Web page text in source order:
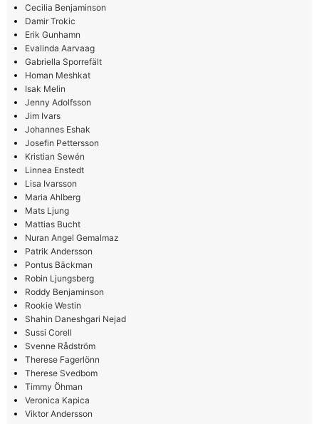
Cecilia Benjaminson
Damir Trokic
Erik Gunhamn
Evalinda Aarvaag
Gabriella Sporrefält
Homan Meshkat
Isak Melin
Jenny Adolfsson
Jim Ivars
Johannes Eshak
Josefin Pettersson
Kristian Sewén
Linnea Enstedt
Lisa Ivarsson
Maria Ahlberg
Mats Ljung
Mattias Bucht
Nuran Angel Gemalmaz
Patrik Andersson
Pontus Bäckman
Robin Ljungsberg
Roddy Benjaminson
Rookie Westin
Shahin Daneshgari Nejad
Sussi Corell
Svenne Rådström
Therese Fagerlönn
Therese Svedbom
Timmy Öhman
Veronica Kapica
Viktor Andersson